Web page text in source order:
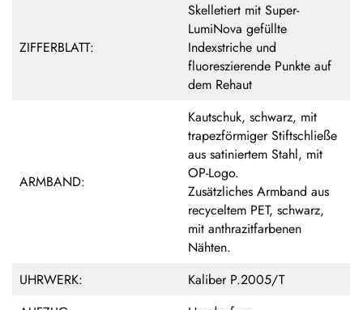
ZIFFERBLATT:
Skelletiert mit Super-
LumiNova gefüllte
Indexstriche und
fluoreszierende Punkte auf
dem Rehaut
ARMBAND:
Kautschuk, schwarz, mit
trapezförmiger Stiftschließe
aus satiniertem Stahl, mit
OP-Logo.
Zusätzliches Armband aus
recyceltem PET, schwarz,
mit anthrazitfarbenen
Nähten.
UHRWERK:
Kaliber P.2005/T